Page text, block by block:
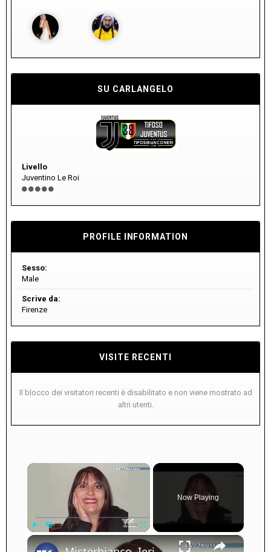
SU CARLANGELO
Livello
Juventino Le Roi
PROFILE INFORMATION
Sesso:
Male
Scrive da:
Firenze
VISITE RECENTI
Il blocco dei visitatori recenti è disabilitato e non viene mostrato ad
altri utenti.
×
Now Playing
×